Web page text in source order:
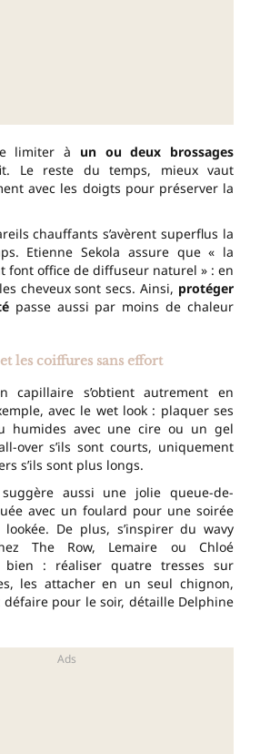
limiter à un ou deux brossages
Le reste du temps, mieux vaut
avec les doigts pour préserver la
chauffants s’avèrent superflus la
Etienne Sekola assure que « la
font office de diffuseur naturel » : en
cheveux sont secs. Ainsi, protéger
passe aussi par moins de chaleur
les coiffures sans effort
capillaire s’obtient autrement en
avec le wet look : plaquer ses
humides avec une cire ou un gel
over s’ils sont courts, uniquement
s’ils sont plus longs.
suggère aussi une jolie queue-de-
avec un foulard pour une soirée
De plus, s’inspirer du wavy
The Row, Lemaire ou Chloé
bien : réaliser quatre tresses sur
les attacher en un seul chignon,
défaire pour le soir, détaille Delphine